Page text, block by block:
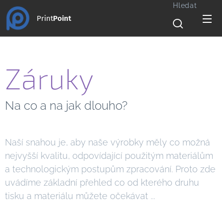
PrintPoint
Hledat
Záruky
Na co a na jak dlouho?
Naší snahou je, aby naše výrobky měly co možná
nejvyšší kvalitu, odpovídající použitým materiálům
a technologickým postupům zpracování. Proto zde
uvádíme základní přehled co od kterého druhu
tisku a materiálu můžete očekávat ...